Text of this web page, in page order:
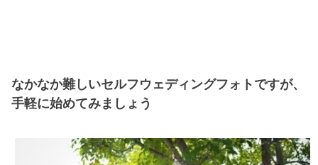
なかなか難しいセルフウェディングフォトですが、
手軽に始めてみましょう